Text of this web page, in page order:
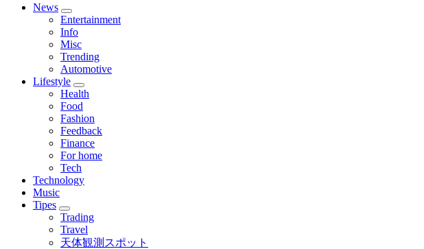
News
Entertainment
Info
Misc
Trending
Automotive
Lifestyle
Health
Food
Fashion
Feedback
Finance
For home
Tech
Technology
Music
Tipes
Trading
Travel
天体観測スポット